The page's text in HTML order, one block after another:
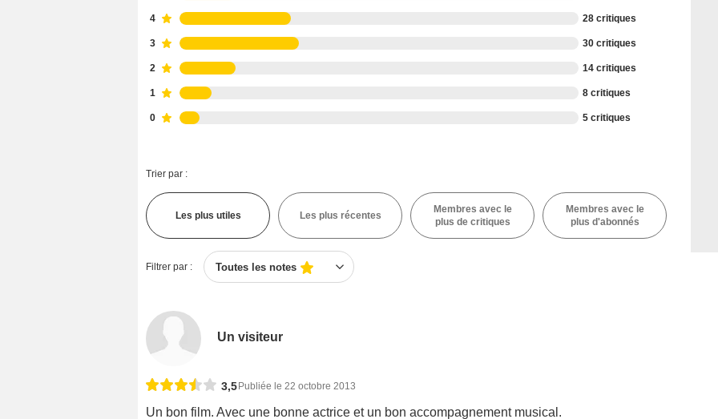
4 28 critiques
3 30 critiques
2 14 critiques
1 8 critiques
0 5 critiques
Trier par :
Les plus utiles Les plus récentes
Membres avec le
plus de critiques
Membres avec le
plus d'abonnés
Filtrer par : Toutes les notes
Un visiteur
3,5 Publiée le 22 octobre 2013
Un bon film. Avec une bonne actrice et un bon accompagnement musical.